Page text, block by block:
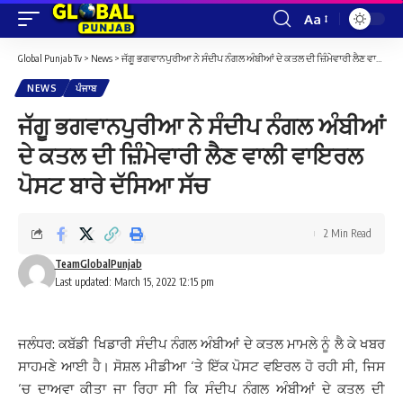
Font
Resizer
Aa
Global Punjab Tv > News > ਜੱਗੂ ਭਗਵਾਨਪੁਰੀਆ ਨੇ ਸੰਦੀਪ ਨੰਗਲ ਅੰਬੀਆਂ ਦੇ ਕਤਲ ਦੀ ਜ਼ਿੰਮੇਵਾਰੀ ਲੈਣ ਵਾਲੀ ਵਾਇਰਲ ਪੋਸਟ ਬਾਰੇ ਦੱਸਿਆ ਸੱਚ
NEWS ਪੰਜਾਬ
ਜੱਗੂ ਭਗਵਾਨਪੁਰੀਆ ਨੇ ਸੰਦੀਪ ਨੰਗਲ ਅੰਬੀਆਂ
ਦੇ ਕਤਲ ਦੀ ਜ਼ਿੰਮੇਵਾਰੀ ਲੈਣ ਵਾਲੀ ਵਾਇਰਲ
ਪੋਸਟ ਬਾਰੇ ਦੱਸਿਆ ਸੱਚ
Last updated: March 15, 2022 12:15 pm
TeamGlobalPunjab
2 Min Read
ਜਲੰਧਰ: ਕਬੱਡੀ ਖਿਡਾਰੀ ਸੰਦੀਪ ਨੰਗਲ ਅੰਬੀਆਂ ਦੇ ਕਤਲ ਮਾਮਲੇ ਨੂੰ ਲੈ ਕੇ ਖਬਰ
ਸਾਹਮਣੇ ਆਈ ਹੈ। ਸੋਸ਼ਲ ਮੀਡੀਆ ‘ਤੇ ਇੱਕ ਪੋਸਟ ਵਇਰਲ ਹੋ ਰਹੀ ਸੀ, ਜਿਸ
‘ਚ ਦਾਅਵਾ ਕੀਤਾ ਜਾ ਰਿਹਾ ਸੀ ਕਿ ਸੰਦੀਪ ਨੰਗਲ ਅੰਬੀਆਂ ਦੇ ਕਤਲ ਦੀ